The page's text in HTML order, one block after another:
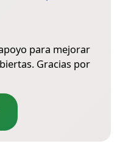
para mejorar
Gracias por